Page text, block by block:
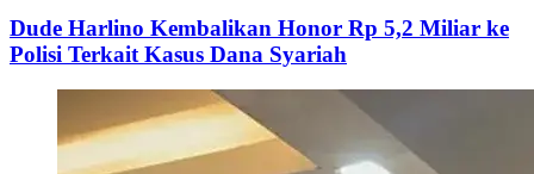
Dude Harlino Kembalikan Honor Rp 5,2 Miliar ke
Polisi Terkait Kasus Dana Syariah